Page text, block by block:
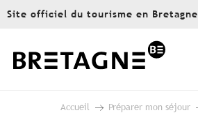
Aller
principal
Site officiel du tourisme en Bretagne
Accueil Préparer mon séjour